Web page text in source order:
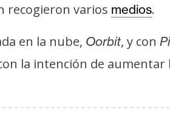
recogieron varios medios.
en la nube, Oorbit, y con
la intención de